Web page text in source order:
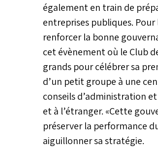
également en train de
entreprises publiques.
renforcer la bonne
cet évènement où le Club
grands pour célébrer sa
d’un petit groupe à une
conseils d’administration
et à l’étranger. «Cette
préserver la performance
aiguillonner sa stratégie.